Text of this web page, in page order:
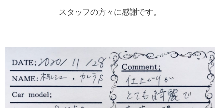
スタッフの方々に感謝です。